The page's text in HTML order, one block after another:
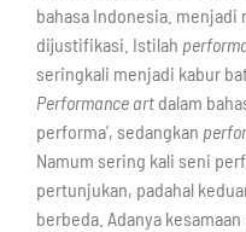
bahasa Indonesia. menjadi
dijustifikasi. Istilah
seringkali menjadi kabur
Performance art dalam
performa’, sedangkan
Namum sering kali seni
pertunjukan, padahal
berbeda. Adanya